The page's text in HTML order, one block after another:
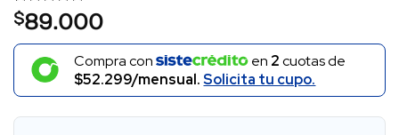
Valorado
con5de 5
en base a
1
valoración
de un
cliente
$89.000
Compra con en 2cuotas de
$52.299/mensual.Solicita tu cupo.